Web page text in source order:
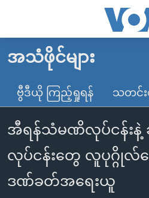
လွယ်ကူ
သည့်
Link
များ
ပင်မ
အကြောင်းအရာ
မူလစာမျက်နှာ
မြန်မာ
ကမ္ဘာ့သတင်းများ
နိုင်ငံတကာ
အမေရိကန်
တရုတ်
အစ္စရေး-ပါလက်စတိုင်း
ဗွီဒီယို
သတင်းလွတ်လပ်ခွင့်
ရပ်ဝန်းတခု လမ်းတခု အလွန်
အင်္ဂလိပ်စာလေ့လာမယ်
အသံဖိုင်များ
ဗွီဒီယို ကြည့်ရှုရန် သတင်း
အီရန်သံမဏိလုပ်ငန်း
လုပ်ငန်းတွေ လူပုဂ္ဂို
ဒဏ်ခတ်အရေးယူ